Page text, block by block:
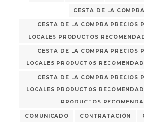
CESTA DE LA COMPRA
CESTA DE LA COMPRA PRECIOS
LOCALES PRODUCTOS
CESTA DE LA COMPRA PRECIOS
LOCALES PRODUCTOS
CESTA DE LA COMPRA PRECIOS
LOCALES PRODUCTOS
PRODUCTOS
COMUNICADO CONTRATACIÓN